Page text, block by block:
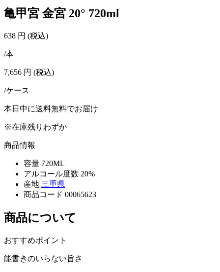
亀甲宮 金宮 20° 720ml
638 円 (税込)
/本
7,656 円 (税込)
/ケース
本日中に送料無料でお届け
※在庫残りわずか
商品情報
容量 720ML
アルコール度数 20%
産地 三重県
商品コード 00065623
商品について
おすすめポイント
能書きのいらない旨さ